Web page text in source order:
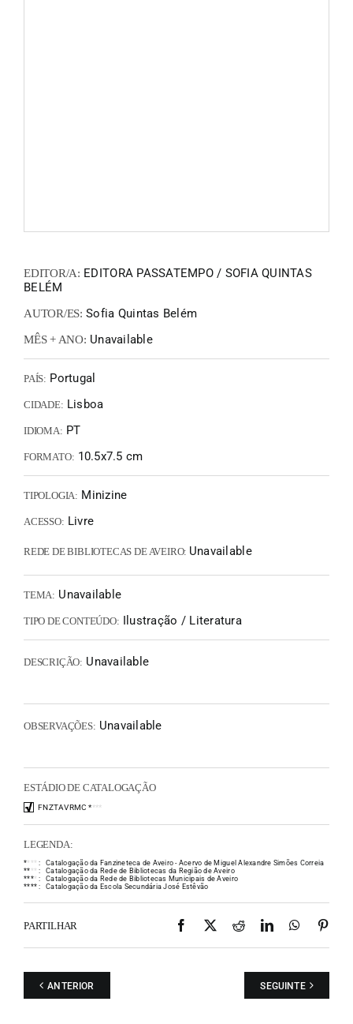
EDITOR/A: EDITORA PASSATEMPO / SOFIA QUINTAS
BELÉM
AUTOR/ES: Sofia Quintas Belém
MÊS + ANO: Unavailable
PAÍS: Portugal
CIDADE: Lisboa
IDIOMA: PT
FORMATO: 10.5x7.5 cm
TIPOLOGIA: Minizine
ACESSO: Livre
REDE DE BIBLIOTECAS DE AVEIRO: Unavailable
TEMA: Unavailable
TIPO DE CONTEÚDO: Ilustração / Literatura
DESCRIÇÃO: Unavailable
OBSERVAÇÕES: Unavailable
ESTÁDIO DE CATALOGAÇÃO
FNZTAVRMC ****
LEGENDA:
** * * :
Catalogação da Fanzineteca de Aveiro - Acervo de Miguel Alexandre Simões Correia
** * * :
Catalogação da Rede de Bibliotecas da Região de Aveiro
**** :
Catalogação da Rede de Bibliotecas Municipais de Aveiro
**** : Catalogação da Escola Secundária José Estêvão
PARTILHAR Facebook
X RedditLinkedIn
ANTERIOR SEGUINTE